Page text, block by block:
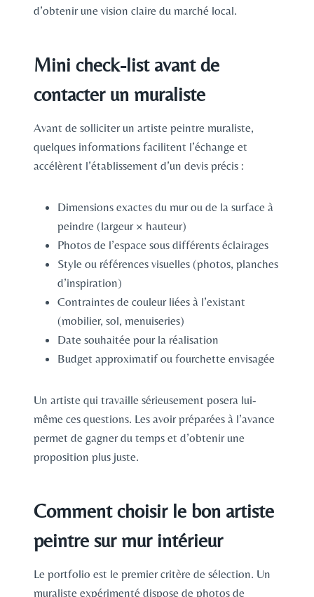
d’obtenir une vision claire du marché local.
Mini check-list avant de
contacter un muraliste
Avant de solliciter un artiste peintre muraliste,
quelques informations facilitent l’échange et
accélèrent l’établissement d’un devis précis :
Dimensions exactes du mur ou de la surface à
peindre (largeur × hauteur)
Photos de l’espace sous différents éclairages
Style ou références visuelles (photos, planches
d’inspiration)
Contraintes de couleur liées à l’existant
(mobilier, sol, menuiseries)
Date souhaitée pour la réalisation
Budget approximatif ou fourchette envisagée
Un artiste qui travaille sérieusement posera lui-
même ces questions. Les avoir préparées à l’avance
permet de gagner du temps et d’obtenir une
proposition plus juste.
Comment choisir le bon artiste
peintre sur mur intérieur
Le portfolio est le premier critère de sélection. Un
muraliste expérimenté dispose de photos de